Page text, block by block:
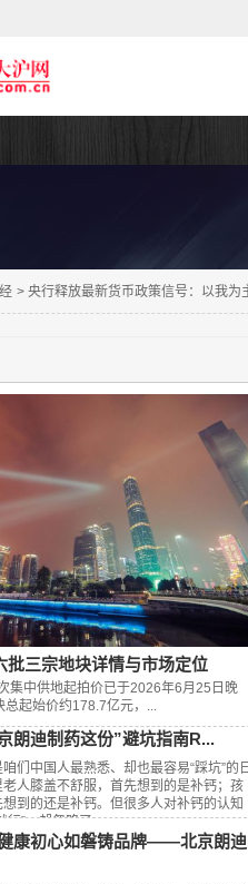
> 央行释放最新货币政策信号：以我为
批三宗地块详情与市场定位
集中供地起拍价已于2026年6月25日晚
起始价约178.7亿元‌，...
朗迪制药这份”避坑指南R...
们中国人最熟悉、却也最容易“踩坑”的日
人膝盖不舒服，首先想到的是补钙；孩
到的还是补钙。但很多人对补钙的认知
行”，却忽略了...
康初心如磐铸品牌——北京朗迪